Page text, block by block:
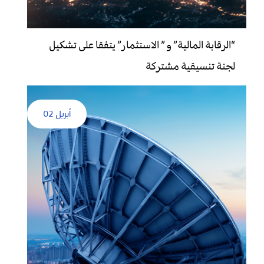
“الرقابة المالية” و ” الاستثمار” يتفقا على تشكيل
لجنة تنسيقية مشتركة
أبريل 02